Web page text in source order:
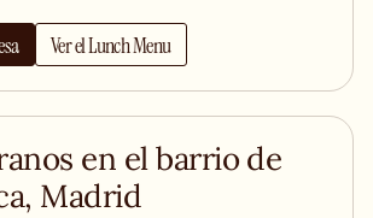
Ver el Lunch Menu
en el barrio de
Madrid